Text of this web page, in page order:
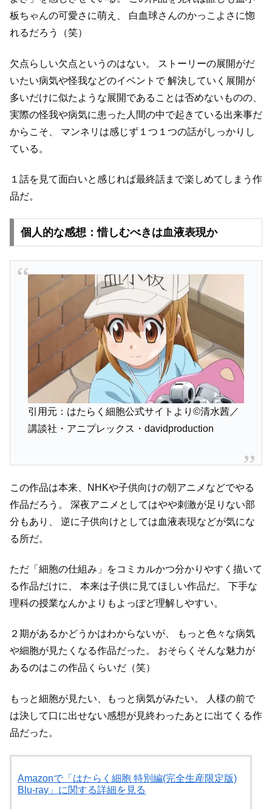
板ちゃんの可愛さに萌え、
白血球さんのかっこよさに惚
れるだろう（笑）
欠点らしい欠点というのはない。
ストーリーの展開がだ
いたい病気や怪我などのイベントで解決していく展開が
多いだけに似たような展開であることは否めないものの、
実際の怪我や病気に患った人間の中で起きている出来事だ
からこそ、
マンネリは感じず１つ１つの話がしっかりし
ている。
１話を見て面白いと感じれば最終話まで楽しめてしまう作
品だ。
個人的な感想：惜しむべきは血液表現か
引用元：はたらく細胞公式サイトより©清水茜／
講談社・アニプレックス・davidproduction
この作品は本来、NHKや子供向けの朝アニメなどでやる
作品だろう。
深夜アニメとしてはやや刺激が足りない部
分もあり、
逆に子供向けとしては血液表現などが気にな
る所だ。
ただ「細胞の仕組み」をコミカルかつ分かりやすく描いて
る作品だけに、
本来は子供に見てほしい作品だ。
下手な
理科の授業なんかよりもよっぽど理解しやすい。
２期があるかどうかはわからないが、
もっと色々な病気
や細胞が見たくなる作品だった。
おそらくそんな魅力が
あるのはこの作品くらいだ（笑）
もっと細胞が見たい、もっと病気がみたい。
人様の前で
は決して口に出せない感想が見終わったあとに出てくる作
品だった。
Amazonで「はたらく細胞 特別編(完全生産限定版)
Blu-ray」に関する詳細を見る